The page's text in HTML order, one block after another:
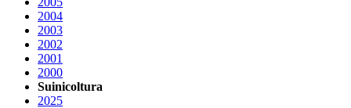
2004
2003
2002
2001
2000
Suinicoltura
2025